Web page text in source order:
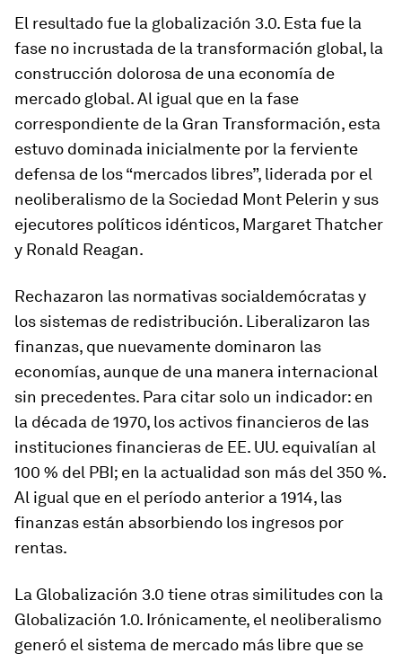
El resultado fue la globalización 3.0. Esta fue la
fase no incrustada de la transformación global, la
construcción dolorosa de una economía de
mercado global. Al igual que en la fase
correspondiente de la Gran Transformación, esta
estuvo dominada inicialmente por la ferviente
defensa de los “mercados libres”, liderada por el
neoliberalismo de la Sociedad Mont Pelerin y sus
ejecutores políticos idénticos, Margaret Thatcher
y Ronald Reagan.
Rechazaron las normativas socialdemócratas y
los sistemas de redistribución. Liberalizaron las
finanzas, que nuevamente dominaron las
economías, aunque de una manera internacional
sin precedentes. Para citar solo un indicador: en
la década de 1970, los activos financieros de las
instituciones financieras de EE. UU. equivalían al
100 % del PBI; en la actualidad son más del 350 %.
Al igual que en el período anterior a 1914, las
finanzas están absorbiendo los ingresos por
rentas.
La Globalización 3.0 tiene otras similitudes con la
Globalización 1.0. Irónicamente, el neoliberalismo
generó el sistema de mercado más libre que se